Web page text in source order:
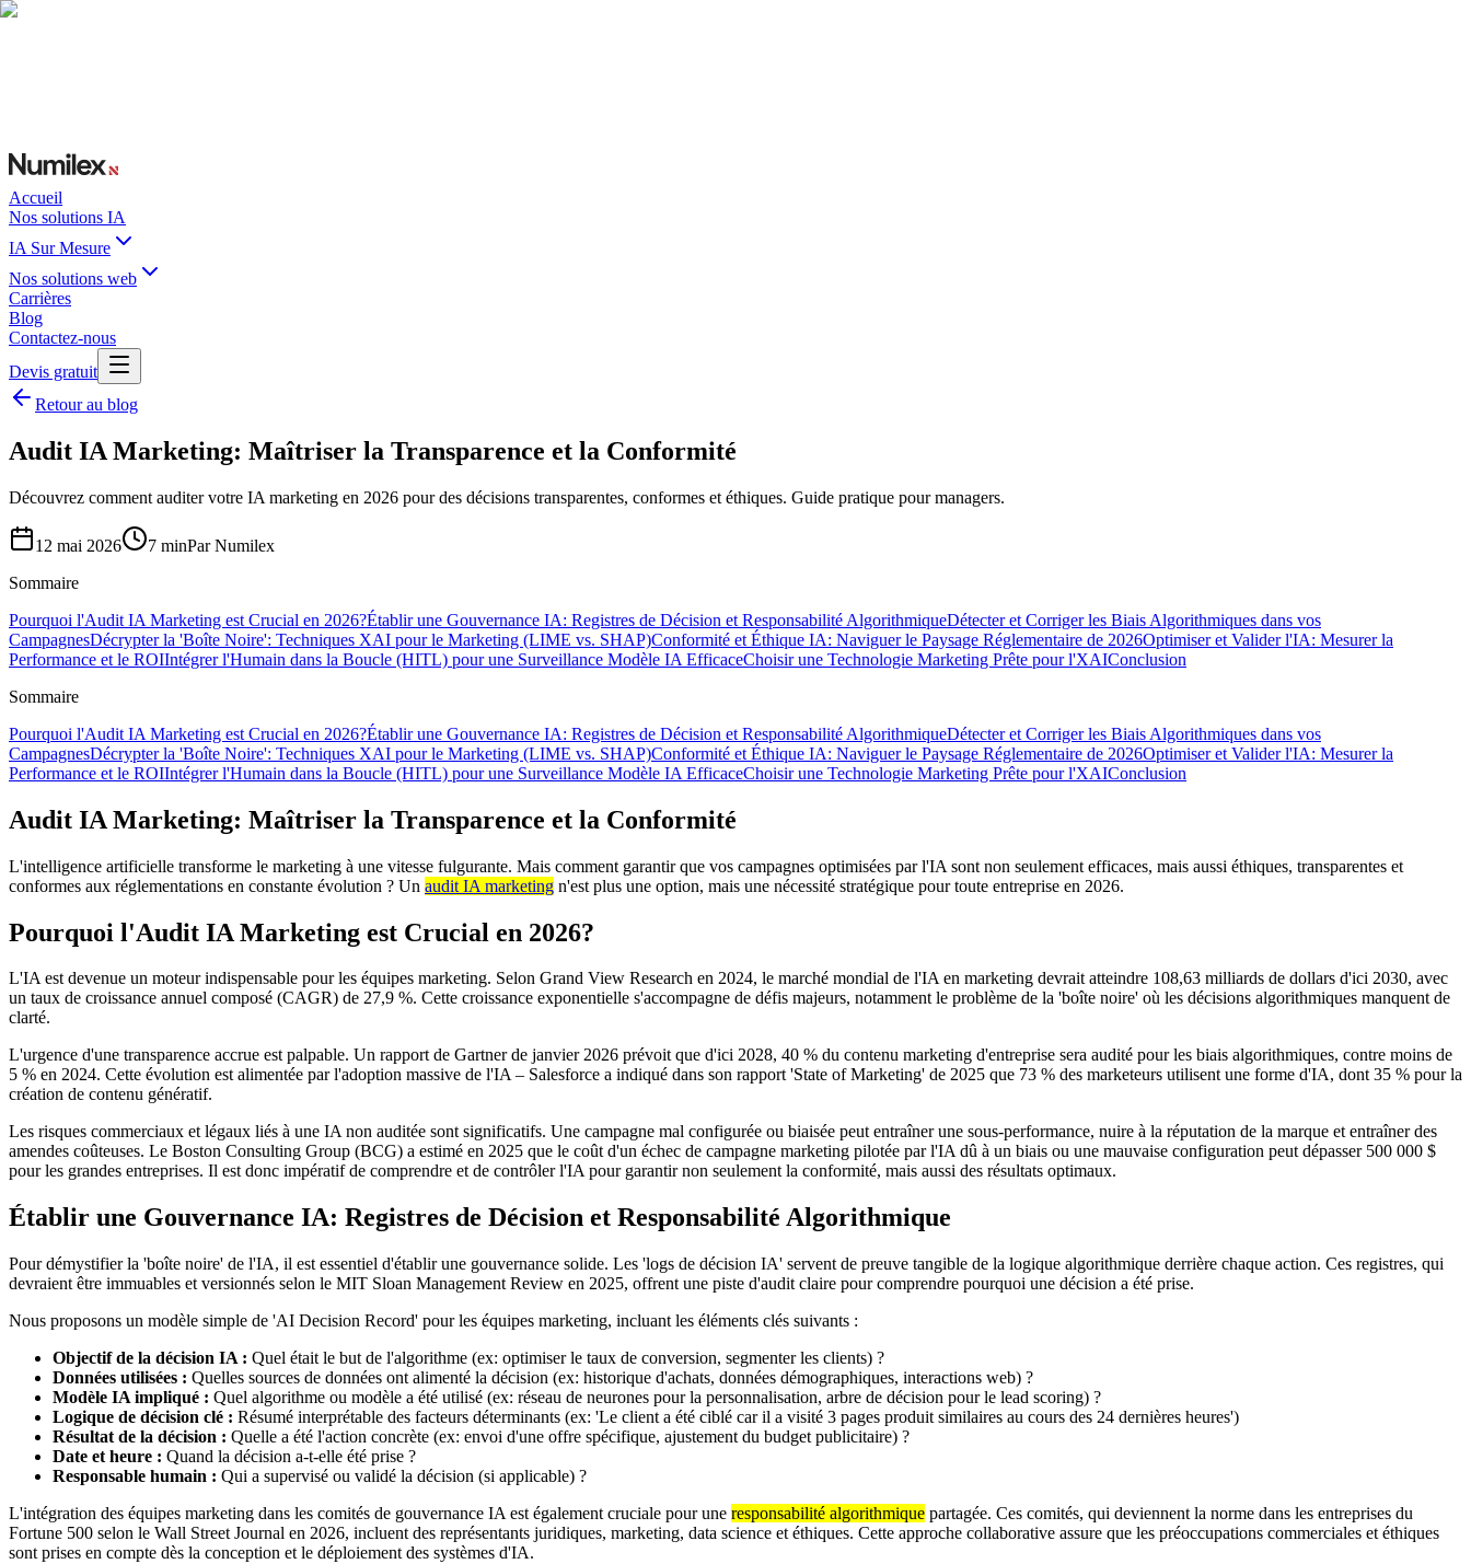
Accueil
Nos solutions IA
IA Sur Mesure
Nos solutions web
Carrières
Blog
Contactez-nous
Devis gratuit
Retour au blog
Audit IA Marketing: Maîtriser la Transparence et la Conformité
Découvrez comment auditer votre IA marketing en 2026 pour des décisions transparentes, conformes et éthiques. Guide pratique pour managers.
12 mai 2026 7 minParNumilex
Sommaire
Pourquoi l'Audit IA Marketing est Crucial en 2026?Établir une Gouvernance IA: Registres de Décision et Responsabilité AlgorithmiqueDétecter et Corriger les Biais Algorithmiques dans vos
CampagnesDécrypter la 'Boîte Noire': Techniques XAI pour le Marketing (LIME vs. SHAP)Conformité et Éthique IA: Naviguer le Paysage Réglementaire de 2026Optimiser et Valider l'IA: Mesurer la
Performance et le ROIIntégrer l'Humain dans la Boucle (HITL) pour une Surveillance Modèle IA EfficaceChoisir une Technologie Marketing Prête pour l'XAIConclusion
Sommaire
Pourquoi l'Audit IA Marketing est Crucial en 2026?Établir une Gouvernance IA: Registres de Décision et Responsabilité AlgorithmiqueDétecter et Corriger les Biais Algorithmiques dans vos
CampagnesDécrypter la 'Boîte Noire': Techniques XAI pour le Marketing (LIME vs. SHAP)Conformité et Éthique IA: Naviguer le Paysage Réglementaire de 2026Optimiser et Valider l'IA: Mesurer la
Performance et le ROIIntégrer l'Humain dans la Boucle (HITL) pour une Surveillance Modèle IA EfficaceChoisir une Technologie Marketing Prête pour l'XAIConclusion
Audit IA Marketing: Maîtriser la Transparence et la Conformité
L'intelligence artificielle transforme le marketing à une vitesse fulgurante. Mais comment garantir que vos campagnes optimisées par l'IA sont non seulement efficaces, mais aussi éthiques, transparentes et
conformes aux réglementations en constante évolution ? Un audit IA marketing n'est plus une option, mais une nécessité stratégique pour toute entreprise en 2026.
Pourquoi l'Audit IA Marketing est Crucial en 2026?
L'IA est devenue un moteur indispensable pour les équipes marketing. Selon Grand View Research en 2024, le marché mondial de l'IA en marketing devrait atteindre 108,63 milliards de dollars d'ici 2030, avec
un taux de croissance annuel composé (CAGR) de 27,9 %. Cette croissance exponentielle s'accompagne de défis majeurs, notamment le problème de la 'boîte noire' où les décisions algorithmiques manquent de
clarté.
L'urgence d'une transparence accrue est palpable. Un rapport de Gartner de janvier 2026 prévoit que d'ici 2028, 40 % du contenu marketing d'entreprise sera audité pour les biais algorithmiques, contre moins de
5 % en 2024. Cette évolution est alimentée par l'adoption massive de l'IA – Salesforce a indiqué dans son rapport 'State of Marketing' de 2025 que 73 % des marketeurs utilisent une forme d'IA, dont 35 % pour la
création de contenu génératif.
Les risques commerciaux et légaux liés à une IA non auditée sont significatifs. Une campagne mal configurée ou biaisée peut entraîner une sous-performance, nuire à la réputation de la marque et entraîner des
amendes coûteuses. Le Boston Consulting Group (BCG) a estimé en 2025 que le coût d'un échec de campagne marketing pilotée par l'IA dû à un biais ou une mauvaise configuration peut dépasser 500 000 $
pour les grandes entreprises. Il est donc impératif de comprendre et de contrôler l'IA pour garantir non seulement la conformité, mais aussi des résultats optimaux.
Établir une Gouvernance IA: Registres de Décision et Responsabilité Algorithmique
Pour démystifier la 'boîte noire' de l'IA, il est essentiel d'établir une gouvernance solide. Les 'logs de décision IA' servent de preuve tangible de la logique algorithmique derrière chaque action. Ces registres, qui
devraient être immuables et versionnés selon le MIT Sloan Management Review en 2025, offrent une piste d'audit claire pour comprendre pourquoi une décision a été prise.
Nous proposons un modèle simple de 'AI Decision Record' pour les équipes marketing, incluant les éléments clés suivants :
Objectif de la décision IA : Quel était le but de l'algorithme (ex: optimiser le taux de conversion, segmenter les clients) ?
Données utilisées : Quelles sources de données ont alimenté la décision (ex: historique d'achats, données démographiques, interactions web) ?
Modèle IA impliqué : Quel algorithme ou modèle a été utilisé (ex: réseau de neurones pour la personnalisation, arbre de décision pour le lead scoring) ?
Logique de décision clé : Résumé interprétable des facteurs déterminants (ex: 'Le client a été ciblé car il a visité 3 pages produit similaires au cours des 24 dernières heures')
Résultat de la décision : Quelle a été l'action concrète (ex: envoi d'une offre spécifique, ajustement du budget publicitaire) ?
Date et heure : Quand la décision a-t-elle été prise ?
Responsable humain : Qui a supervisé ou validé la décision (si applicable) ?
L'intégration des équipes marketing dans les comités de gouvernance IA est également cruciale pour une responsabilité algorithmique partagée. Ces comités, qui deviennent la norme dans les entreprises du
Fortune 500 selon le Wall Street Journal en 2026, incluent des représentants juridiques, marketing, data science et éthiques. Cette approche collaborative assure que les préoccupations commerciales et éthiques
sont prises en compte dès la conception et le déploiement des systèmes d'IA.